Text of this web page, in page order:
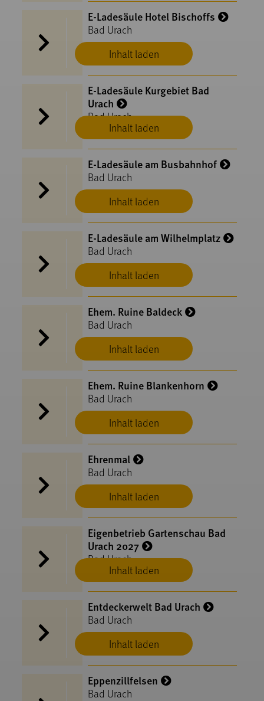
Inhalt laden
E-Ladesäule Hotel Bischoffs
Bad Urach
Inhalt laden
E-Ladesäule Kurgebiet Bad
Urach
Bad Urach
Inhalt laden
E-Ladesäule am Busbahnhof
Bad Urach
Inhalt laden
E-Ladesäule am Wilhelmplatz
Bad Urach
Inhalt laden
Ehem. Ruine Baldeck
Bad Urach
Inhalt laden
Ehem. Ruine Blankenhorn
Bad Urach
Inhalt laden
Ehrenmal
Bad Urach
Inhalt laden
Eigenbetrieb Gartenschau Bad
Urach 2027
Bad Urach
Inhalt laden
Entdeckerwelt Bad Urach
Bad Urach
Eppenzillfelsen
Bad Urach